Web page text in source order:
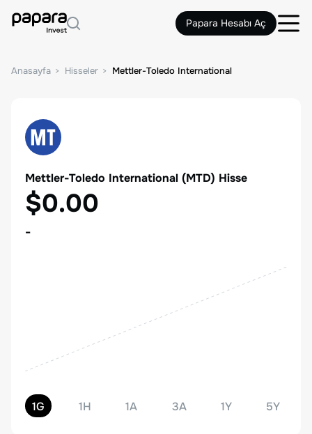
Papara Hesabı Aç
Anasayfa Hisseler Mettler-Toledo International
Mettler-Toledo International (MTD) Hisse
$0.00
-
1G 1H 1A 3A 1Y 5Y